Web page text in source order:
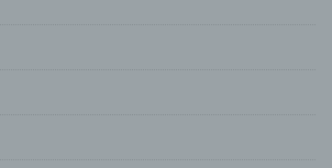
mit anderen über die Zwecke
Daten entscheidet.
durch das Unionsrecht oder